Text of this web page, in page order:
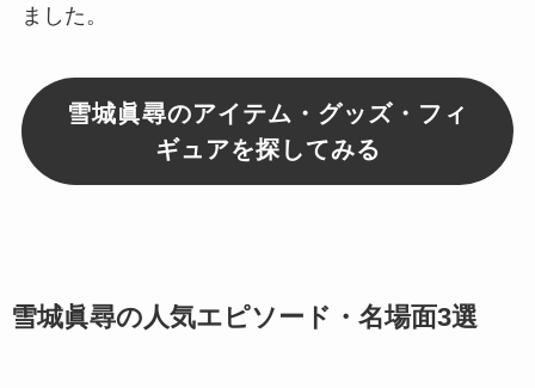
ました。
雪城眞尋のアイテム・グッズ・フィ
ギュアを探してみる
雪城眞尋の人気エピソード・名場面3選